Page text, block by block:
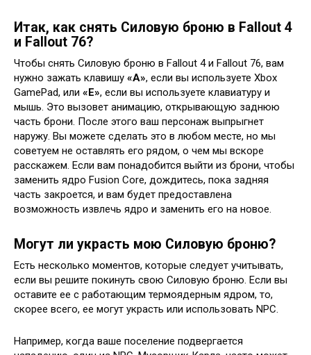
Итак, как снять Силовую броню в Fallout 4
и Fallout 76?
Чтобы снять Силовую броню в Fallout 4 и Fallout 76, вам
нужно зажать клавишу «A», если вы используете Xbox
GamePad, или «E», если вы используете клавиатуру и
мышь. Это вызовет анимацию, открывающую заднюю
часть брони. После этого ваш персонаж выпрыгнет
наружу. Вы можете сделать это в любом месте, но мы
советуем не оставлять его рядом, о чем мы вскоре
расскажем. Если вам понадобится выйти из брони, чтобы
заменить ядро Fusion Core, дождитесь, пока задняя
часть закроется, и вам будет предоставлена
возможность извлечь ядро и заменить его на новое.
Могут ли украсть мою Силовую броню?
Есть несколько моментов, которые следует учитывать,
если вы решите покинуть свою Силовую броню. Если вы
оставите ее с работающим термоядерным ядром, то,
скорее всего, ее могут украсть или использовать NPC.
Например, когда ваше поселение подвергается